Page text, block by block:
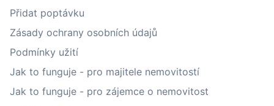
Přidat poptávku
Zásady ochrany osobních údajů
Podmínky užití
Jak to funguje - pro majitele nemovitostí
Jak to funguje - pro zájemce o nemovitost